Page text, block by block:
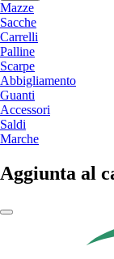
Mazze
Sacche
Carrelli
Palline
Scarpe
Abbigliamento
Guanti
Accessori
Saldi
Marche
Aggiunta al